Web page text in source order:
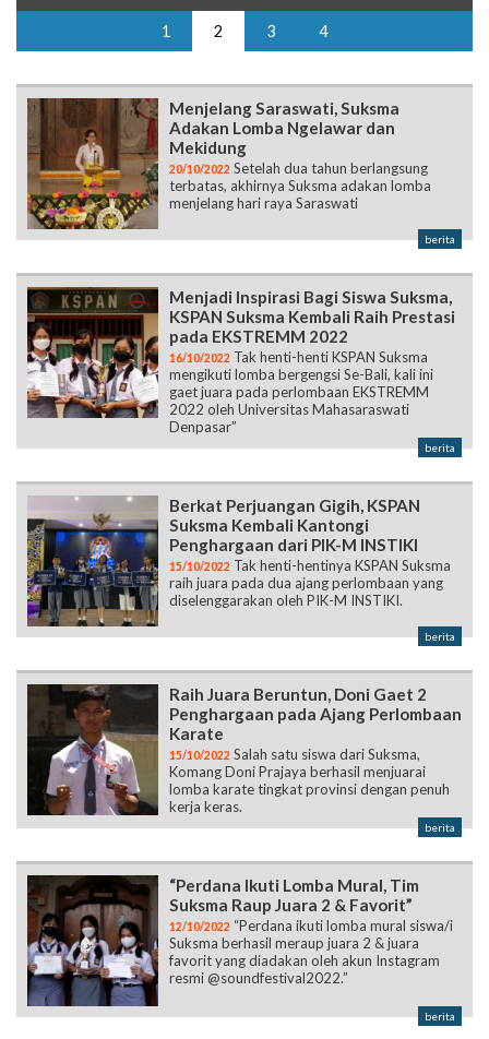
1 2 3 4
Menjelang Saraswati, Suksma
Adakan Lomba Ngelawar dan
Mekidung
20/10/2022 Setelah dua tahun berlangsung
terbatas, akhirnya Suksma adakan lomba
menjelang hari raya Saraswati
berita
Menjadi Inspirasi Bagi Siswa Suksma,
KSPAN Suksma Kembali Raih Prestasi
pada EKSTREMM 2022
16/10/2022 Tak henti-henti KSPAN Suksma
mengikuti lomba bergengsi Se-Bali, kali ini
gaet juara pada perlombaan EKSTREMM
2022 oleh Universitas Mahasaraswati
Denpasar”
berita
Berkat Perjuangan Gigih, KSPAN
Suksma Kembali Kantongi
Penghargaan dari PIK-M INSTIKI
15/10/2022 Tak henti-hentinya KSPAN Suksma
raih juara pada dua ajang perlombaan yang
diselenggarakan oleh PIK-M INSTIKI.
berita
Raih Juara Beruntun, Doni Gaet 2
Penghargaan pada Ajang Perlombaan
Karate
15/10/2022 Salah satu siswa dari Suksma,
Komang Doni Prajaya berhasil menjuarai
lomba karate tingkat provinsi dengan penuh
kerja keras.
berita
“Perdana Ikuti Lomba Mural, Tim
Suksma Raup Juara 2 & Favorit”
12/10/2022 “Perdana ikuti lomba mural siswa/i
Suksma berhasil meraup juara 2 & juara
favorit yang diadakan oleh akun Instagram
resmi @soundfestival2022.”
berita